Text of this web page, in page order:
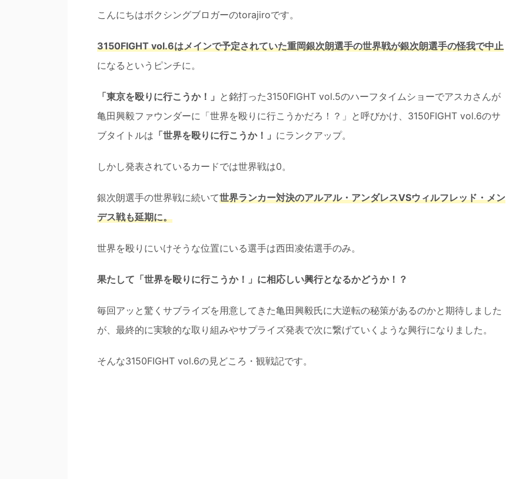
こんにちはボクシングブロガーのtorajiroです。
3150FIGHT vol.6はメインで予定されていた重岡銀次朗選手の世界戦が銀次朗選手の怪我で中止
になるというピンチに。
「東京を殴りに行こうか！」 と銘打った3150FIGHT vol.5のハーフタイムショーでアスカさんが
亀田興毅ファウンダーに「世界を殴りに行こうかだろ！？」と呼びかけ、3150FIGHT vol.6のサ
ブタイトルは 「世界を殴りに行こうか！」 にランクアップ。
しかし発表されているカードでは世界戦は0。
銀次朗選手の世界戦に続いて世界ランカー対決のアルアル・アンダレスVSウィルフレッド・メン
デス戦も延期に。
世界を殴りにいけそうな位置にいる選手は西田凌佑選手のみ。
果たして「世界を殴りに行こうか！」に相応しい興行となるかどうか！？
毎回アッと驚くサブライズを用意してきた亀田興毅氏に大逆転の秘策があるのかと期待しました
が、最終的に実験的な取り組みやサプライズ発表で次に繋げていくような興行になりました。
そんな3150FIGHT vol.6の見どころ・観戦記です。